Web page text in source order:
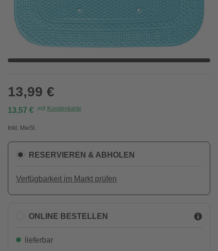
13,99 €
13,57 € mit Kundenkarte
Inkl. MwSt.
RESERVIEREN & ABHOLEN
Verfügbarkeit im Markt prüfen
ONLINE BESTELLEN
lieferbar